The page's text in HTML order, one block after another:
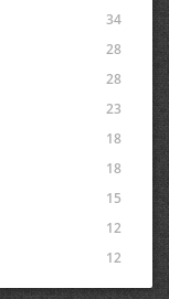
34
28
28
23
18
18
15
12
12